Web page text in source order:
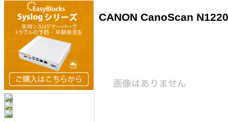
CANON CanoScan